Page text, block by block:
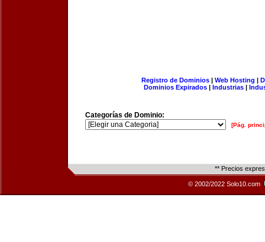
Registro de Dominios| Web Hosting |
Dominios Expirados | Industrias |
Categorías de Dominio:
[Pág.
** Precios
© 2002/2022 Solo10.com